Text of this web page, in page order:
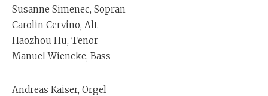
Susanne Simenec, Sopran
Carolin Cervino, Alt
Haozhou Hu, Tenor
Manuel Wiencke, Bass
Andreas Kaiser, Orgel